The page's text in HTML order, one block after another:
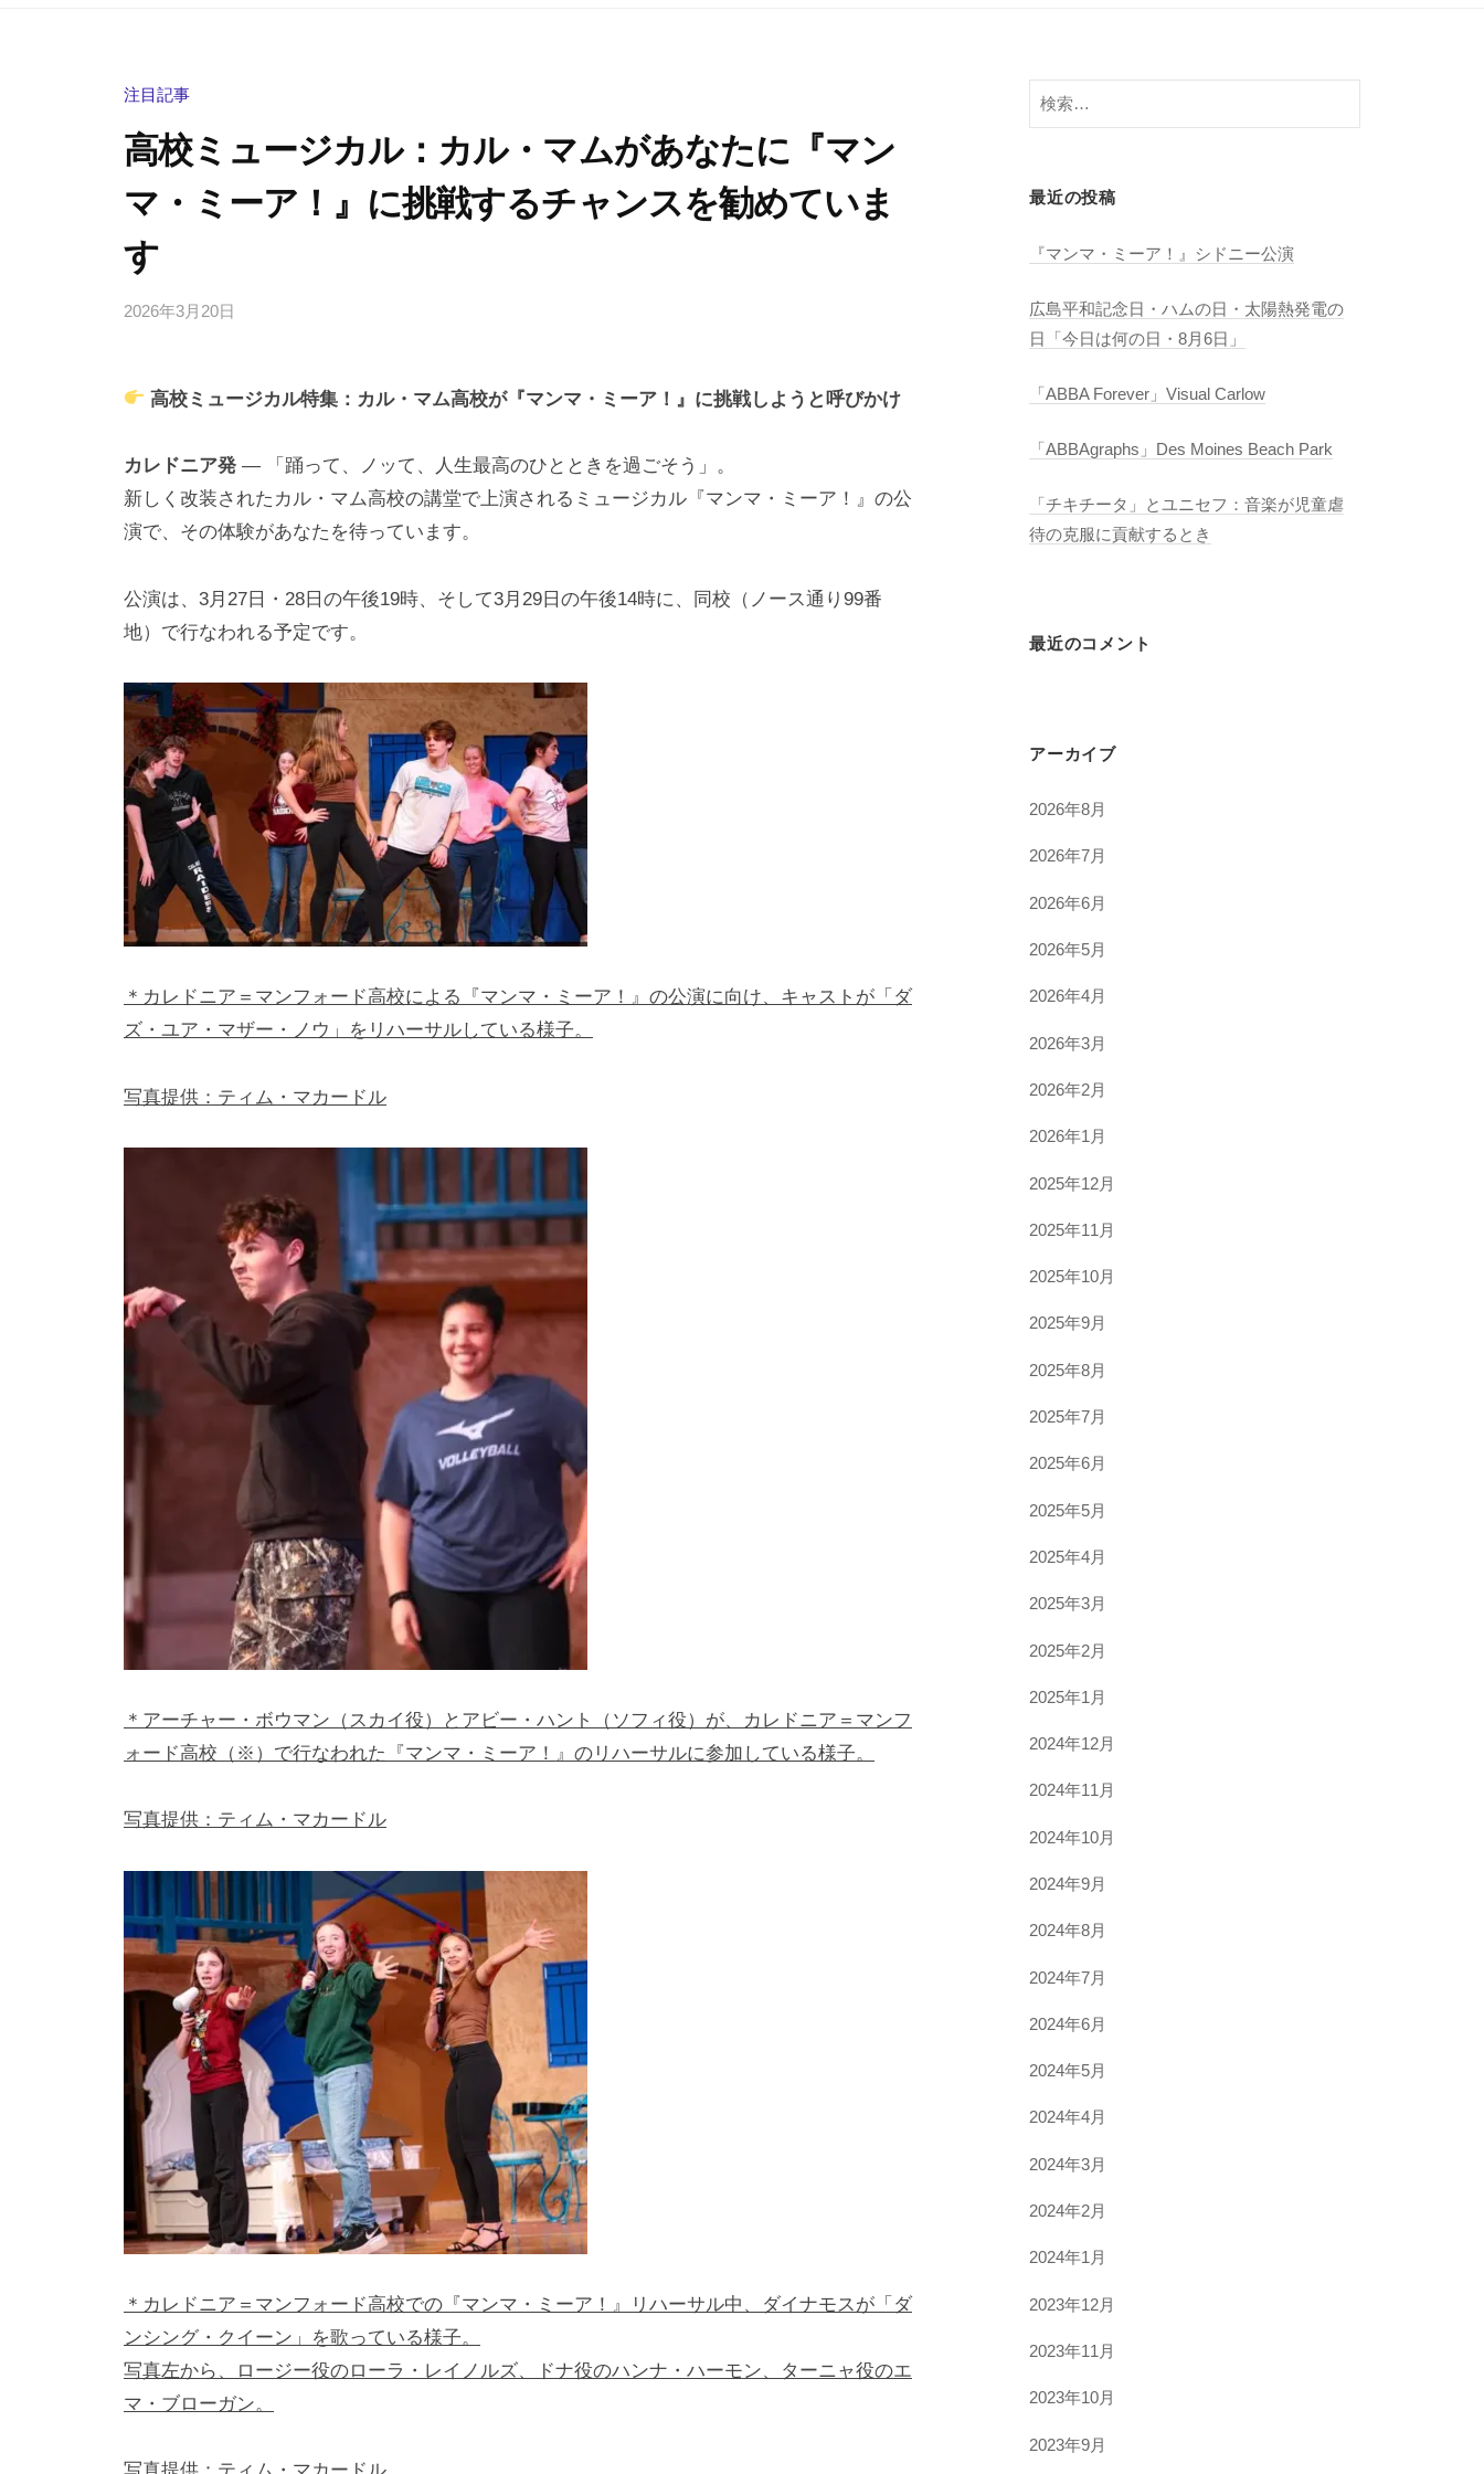
注目記事
高校ミュージカル：カル・マムがあなたに『マン
マ・ミーア！』に挑戦するチャンスを勧めていま
す
2026年3月20日
i
a
s
h
a
m
の
メ
ン
ト
高校ミュージカル特集：カル・マム高校が『マンマ・ミーア！』に挑戦しようと呼びかけ
カレドニア発 — 「踊って、ノッて、人生最高のひとときを過ごそう」。
新しく改装されたカル・マム高校の講堂で上演されるミュージカル『マンマ・ミーア！』の公
演で、その体験があなたを待っています。
公演は、3月27日・28日の午後19時、そして3月29日の午後14時に、同校（ノース通り99番
地）で行なわれる予定です。
＊カレドニア＝マンフォード高校による『マンマ・ミーア！』の公演に向け、キャストが「ダ
ズ・ユア・マザー・ノウ」をリハーサルしている様子。
写真提供：ティム・マカードル
＊アーチャー・ボウマン（スカイ役）とアビー・ハント（ソフィ役）が、カレドニア＝マンフ
ォード高校（※）で行なわれた『マンマ・ミーア！』のリハーサルに参加している様子。
写真提供：ティム・マカードル
＊カレドニア＝マンフォード高校での『マンマ・ミーア！』リハーサル中、ダイナモスが「ダ
ンシング・クイーン」を歌っている様子。
写真左から、ロージー役のローラ・レイノルズ、ドナ役のハンナ・ハーモン、ターニャ役のエ
マ・ブローガン。
検
索:
最近の投稿
『マンマ・ミーア！』シドニー公演
広島平和記念日・ハムの日・太陽熱発電の
日「今日は何の日・8月6日」
「ABBA Forever」Visual Carlow
「ABBAgraphs」Des Moines Beach Park
「チキチータ」とユニセフ：音楽が児童虐
待の克服に貢献するとき
最近のコメント
アーカイブ
2026年8月
2026年7月
2026年6月
2026年5月
2026年4月
2026年3月
2026年2月
2026年1月
2025年12月
2025年11月
2025年10月
2025年9月
2025年8月
2025年7月
2025年6月
2025年5月
2025年4月
2025年3月
2025年2月
2025年1月
2024年12月
2024年11月
2024年10月
2024年9月
2024年8月
2024年7月
2024年6月
2024年5月
2024年4月
2024年3月
2024年2月
2024年1月
2023年12月
2023年11月
2023年10月
2023年9月